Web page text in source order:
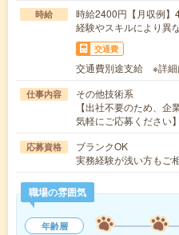
時給
時給2400円【月収例
経験やスキルにより異
交通費
交通費別途支給 ※詳細
仕事内容
その他技術系
【出社不要のため、
気軽にご応募ください
応募資格
ブランクOK
実務経験が浅い方もご
職場の雰囲気
年齢層